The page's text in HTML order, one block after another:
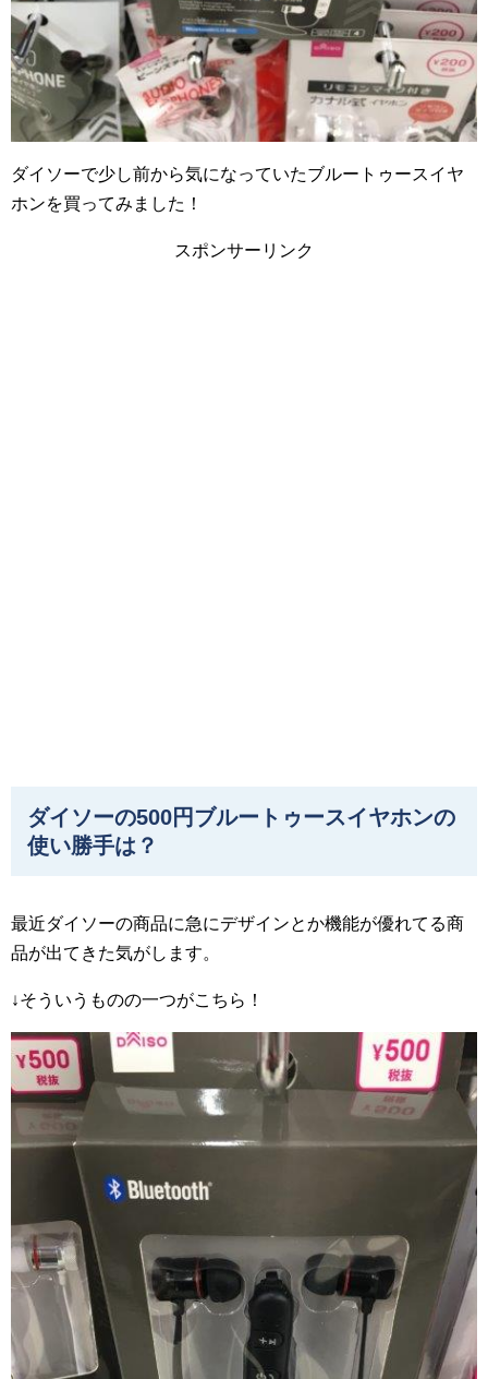
ダイソーで少し前から気になっていたブルートゥースイヤ
ホンを買ってみました！
スポンサーリンク
ダイソーの500円ブルートゥースイヤホンの
使い勝手は？
最近ダイソーの商品に急にデザインとか機能が優れてる商
品が出てきた気がします。
↓そういうものの一つがこちら！